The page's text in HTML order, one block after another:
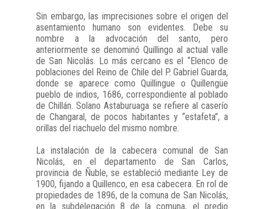
Sin embargo, las imprecisiones sobre el origen del
asentamiento humano son evidentes. Debe su
nombre a la advocación del santo, pero
anteriormente se denominó Quillingo al actual valle
de San Nicolás. Lo más cercano es el “Elenco de
poblaciones del Reino de Chile del P. Gabriel Guarda,
donde se aparece como Quillingue o Quillengüe
pueblo de indios, 1686, correspondiente al poblado
de Chillán. Solano Astaburuaga se refiere al caserío
de Changaral, de pocos habitantes y “estafeta”, a
orillas del riachuelo del mismo nombre.
La instalación de la cabecera comunal de San
Nicolás, en el departamento de San Carlos,
provincia de Ñuble, se estableció mediante Ley de
1900, fijando a Quillenco, en esa cabecera. En rol de
propiedades de 1896, de la comuna de San Nicolás,
en la subdelegación 8 de la comuna, el predio